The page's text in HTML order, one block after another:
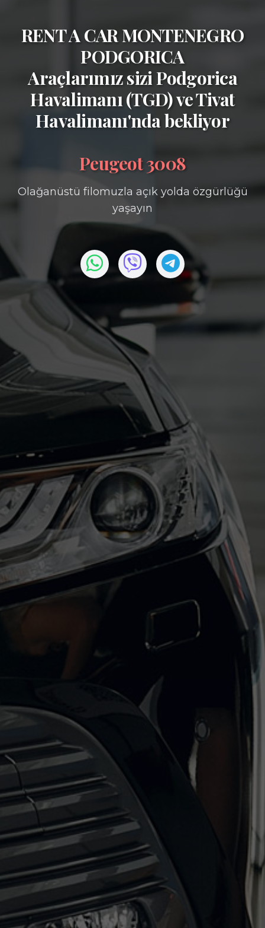
RENT A CAR MONTENEGRO
PODGORICA
Araçlarımız siziPodgorica
Havalimanı (TGD)veTivat
Havalimanı'nda bekliyor
Peugeot 3008
Olağanüstü filomuzla açık yolda özgürlüğü
yaşayın